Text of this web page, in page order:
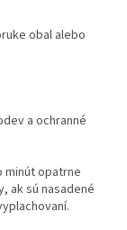
obal alebo
a ochranné
minút opatrne
ak sú nasadené